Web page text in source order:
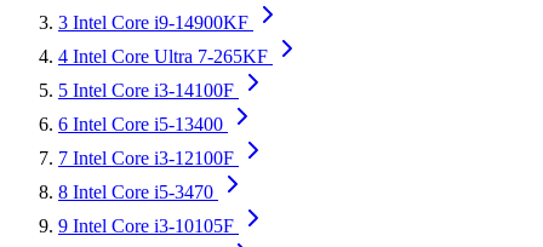
3 Intel Core i9-14900KF
4 Intel Core Ultra 7-265KF
5 Intel Core i3-14100F
6 Intel Core i5-13400
7 Intel Core i3-12100F
8 Intel Core i5-3470
9 Intel Core i3-10105F